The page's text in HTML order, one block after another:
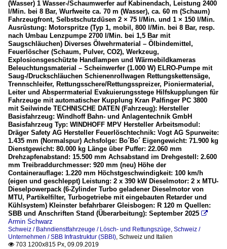
(Wasser) 1 Wasser-/Schaumwerfer auf Kabinendach, Leistung 2400
l/Min. bei 8 Bar, Wurfweite ca. 70 m (Wasser), ca. 60 m (Schaum)
Fahrzeugfront, Selbstschutzdüsen 2 × 75 l/Min. und 1 × 150 l/Min.
Ausrüstung: Motorspritze (Typ 1, mobil, 800 l/Min. bei 8 Bar, resp.
nach Umbau Lenzpumpe 2700 l/Min. bei 1,5 Bar mit
Saugschläuchen) Diverses Ölwehrmaterial – Ölbindemittel,
Feuerlöscher (Schaum, Pulver, CO2), Werkzeug,
Explosionsgeschützte Handlampen und Wärmebildkameras
Beleuchtungsmaterial – Scheinwerfer (1.000 W) ELRO-Pumpe mit
Saug-/Druckschläuchen Schienenrollwagen Rettungskettensäge,
Trennschleifer, Rettungsschere/Rettungsspreizer, Pioniermaterial,
Leiter und Absperrmaterial Evakuierungsstege Hilfskupplungen für
Fahrzeuge mit automatischer Kupplung Kran Palfinger PC 3800
mit Seilwinde TECHNISCHE DATEN (Fahrzeug): Hersteller
Basisfahrzeug: Windhoff Bahn- und Anlagentechnik GmbH
Basisfahrzeug Typ: WINDHOFF MPV Hersteller Arbeitsmodul:
Dräger Safety AG Hersteller Feuerlöschtechnik: Vogt AG Spurweite:
1.435 mm (Normalspur) Achsfolge: Bo´Bo´ Eigengewicht: 71.900 kg
Dienstgewicht: 80.000 kg Länge über Puffer: 22.060 mm
Drehzapfenabstand: 15.500 mm Achsabstand im Drehgestell: 2.600
mm Treibraddurchmesser: 920 mm (neu) Höhe der
Containerauflage: 1.220 mm Höchstgeschwindigkeit: 100 km/h
(eigen und geschleppt) Leistung: 2 x 390 kW Dieselmotor: 2 x MTU-
Dieselpowerpack (6-Zylinder Turbo geladener Dieselmotor von
MTU, Partikelfilter, Turbogetriebe mit eingebauten Retarder und
Kühlsystem) Kleinster befahrbarer Gleisbogen: R 120 m Quellen:
SBB und Anschriften Stand (Überarbeitung): September 2025 
Armin Schwarz
Schweiz / Bahndienstfahrzeuge / Lösch- und Rettungszüge, Schweiz /
Unternehmen / SBB Infrastruktur (SBBI), Schweiz und Italien
 703 1200x815 Px, 09.09.2019